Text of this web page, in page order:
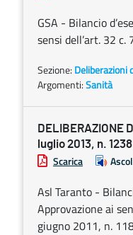
GSA - Bilancio
sensi dell’art. 32
Sezione: Deliberazioni
Argomenti:Sanità
DELIBERAZIONE
luglio 2013, n. 1238
Scarica
Asl Taranto -
Approvazione ai
giugno 2011, n.